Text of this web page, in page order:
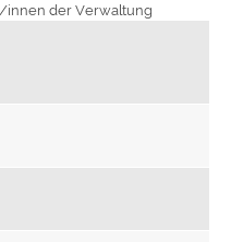
innen der Verwaltung